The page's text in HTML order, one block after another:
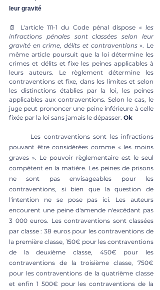
leur gravité
📄 L'article 111-1 du Code pénal dispose « les
infractions pénales sont classées selon leur
gravité en crime, délits et contraventions ». Le
même article poursuit que la loi détermine les
crimes et délits et fixe les peines applicables à
leurs auteurs. Le règlement détermine les
contraventions et fixe, dans les limites et selon
les distinctions établies par la loi, les peines
applicables aux contraventions. Selon le cas, le
juge peut prononcer une peine inférieure à celle
fixée par la loi sans jamais le dépasser. Ok
pouvant être considérées comme « les moins
graves ». Le pouvoir règlementaire est le seul
compétent en la matière. Les peines de prisons
ne sont pas envisageables pour les
contraventions, si bien que la question de
l'intention ne se pose pas ici. Les auteurs
encourent une peine d'amende n'excédant pas
3 000 euros. Les contraventions sont classées
par classe : 38 euros pour les contraventions de
la première classe, 150€ pour les contraventions
de la deuxième classe, 450€ pour les
contraventions de la troisième classe, 750€
pour les contraventions de la quatrième classe
et enfin 1 500€ pour les contraventions de la